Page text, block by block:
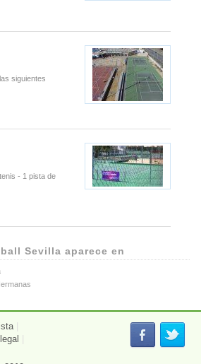
siguientes
- 1 pista de
Sevilla aparece en